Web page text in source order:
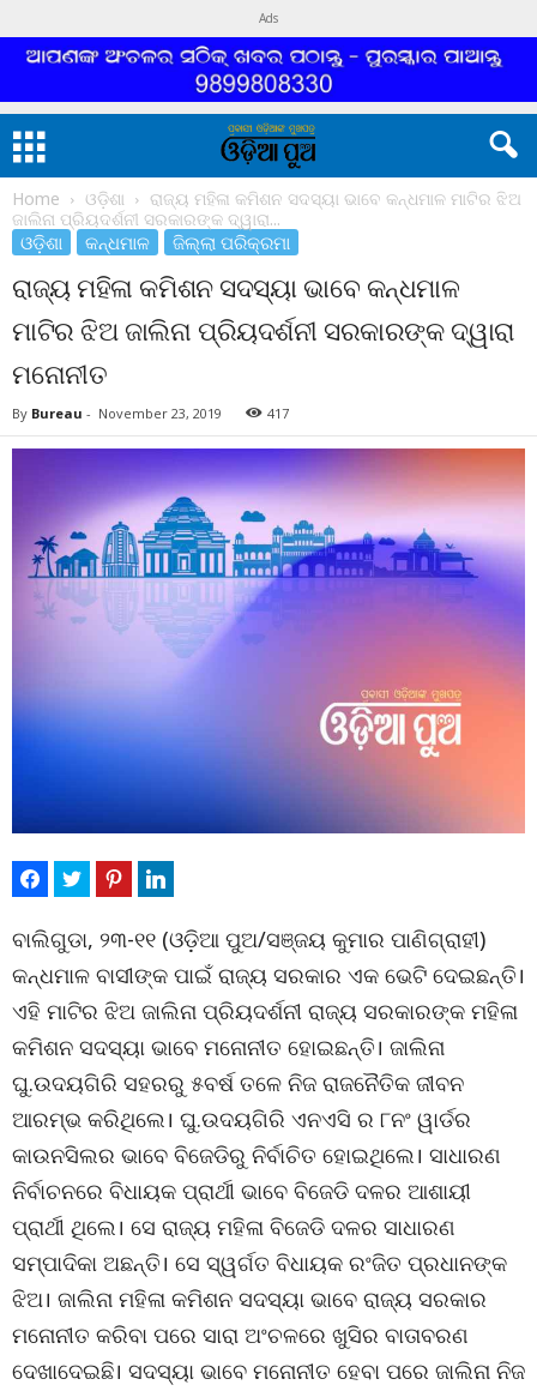
Ads
Home ଓଡ଼ିଶା
ରାଜ୍ୟ ମହିଳା କମିଶନ ସଦସ୍ୟା ଭାବେ କନ୍ଧମାଳ ମାଟିର ଝିଅ
ଜାଲିନା ପ୍ରିୟଦର୍ଶନୀ ସରକାରଙ୍କ ଦ୍ୱାରା...
ଓଡ଼ିଶା କନ୍ଧମାଳ ଜିଲ୍ଲା ପରିକ୍ରମା
ରାଜ୍ୟ ମହିଳା କମିଶନ ସଦସ୍ୟା ଭାବେ କନ୍ଧମାଳ
ମାଟିର ଝିଅ ଜାଲିନା ପ୍ରିୟଦର୍ଶନୀ ସରକାରଙ୍କ ଦ୍ୱାରା
ମନୋନୀତ
By Bureau - November 23, 2019 417
ବାଲିଗୁଡା, ୨୩-୧୧ (ଓଡ଼ିଆ ପୁଅ/ସଞ୍ଜୟ କୁମାର ପାଣିଗ୍ରାହୀ)
କନ୍ଧମାଳ ବାସୀଙ୍କ ପାଇଁ ରାଜ୍ୟ ସରକାର ଏକ ଭେଟି ଦେଇଛନ୍ତି।
ଏହି ମାଟିର ଝିଅ ଜାଲିନା ପ୍ରିୟଦର୍ଶନୀ ରାଜ୍ୟ ସରକାରଙ୍କ ମହିଳା
କମିଶନ ସଦସ୍ୟା ଭାବେ ମନୋନୀତ ହୋଇଛନ୍ତି। ଜାଲିନା
ଘୁ.ଉଦୟଗିରି ସହରରୁ ୫ବର୍ଷ ତଳେ ନିଜ ରାଜନୈତିକ ଜୀବନ
ଆରମ୍ଭ କରିଥିଲେ। ଘୁ.ଉଦୟଗିରି ଏନଏସି ର ୮ନଂ ୱାର୍ଡର
କାଉନସିଲର ଭାବେ ବିଜେଡିରୁ ନିର୍ବାଚିତ ହୋଇଥିଲେ। ସାଧାରଣ
ନିର୍ବାଚନରେ ବିଧାୟକ ପ୍ରାର୍ଥୀ ଭାବେ ବିଜେଡି ଦଳର ଆଶାୟୀ
ପ୍ରାର୍ଥୀ ଥିଲେ। ସେ ରାଜ୍ୟ ମହିଳା ବିଜେଡି ଦଳର ସାଧାରଣ
ସମ୍ପାଦିକା ଅଛନ୍ତି। ସେ ସ୍ୱର୍ଗତ ବିଧାୟକ ରଂଜିତ ପ୍ରଧାନଙ୍କ
ଝିଅ। ଜାଲିନା ମହିଳା କମିଶନ ସଦସ୍ୟା ଭାବେ ରାଜ୍ୟ ସରକାର
ମନୋନୀତ କରିବା ପରେ ସାରା ଅଂଚଳରେ ଖୁସିର ବାତାବରଣ
ଦେଖାଦେଇଛି। ସଦସ୍ୟା ଭାବେ ମନୋନୀତ ହେବା ପରେ ଜାଲିନା ନିଜ